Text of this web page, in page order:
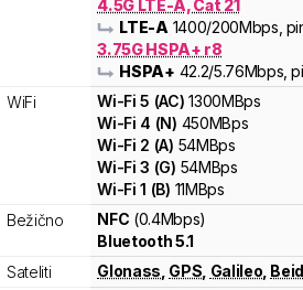
4.5G LTE-A, Cat 21
LTE-A 1400/200Mbps ,
3.75G HSPA+ r8
HSPA+ 42.2/5.76Mbps ,
WiFi
Wi-Fi5 (AC) 1300MBps
Wi-Fi 4 (N) 450MBps
Wi-Fi 2 (A) 54MBps
Wi-Fi3 (G) 54MBps
Wi-Fi1 (B) 11MBps
Bežično
NFC (0.4Mbps)
Bluetooth 5.1
Sateliti
Glonass GPS Galileo